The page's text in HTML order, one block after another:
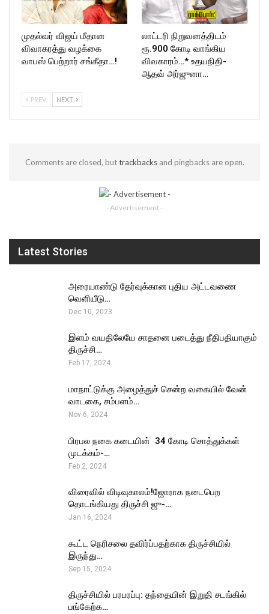
முதல்வர் விஜய் மீதான
விவாகரத்து வழக்கை
வாபஸ் பெற்றார் சங்கீதா…!
லாட்டரி நிறுவனத்திடம்
ரூ.900 கோடி வாங்கிய
விவகாரம்…* உதயநிதி-
ஆதவ் அர்ஜுனா…
PREV NEXT
Comments are closed, buttrackbacksand pingbacks are open.
- Advertisement -
Latest Stories
அரையாண்டு தேர்வுக்கான புதிய அட்டவணை
வெளியீடு…
Dec 10, 2023
இளம் வயதிலேயே சாதனை படைத்து நீதிபதியாகும்
திருச்சி…
Feb 17, 2024
மாநாட்டுக்கு அழைத்துச் சென்ற வகையில் வேன்
வாடகை, சம்பளம்…
Nov 6, 2024
பிரபல நகை கடையின் ₹ 34 கோடி சொத்துக்கள்
முடக்கம்-…
Feb 2, 2024
விரைவில் விடிவுகாலம்!ஜோராக நடைபெற
தொடங்கியது திருச்சி ஜு-…
Jan 16, 2024
கூட்ட நெரிசலை தவிர்ப்பதற்காக திருச்சியில்
இருந்து…
Sep 15, 2024
திருச்சியில் பரபரப்பு: தந்தையின் இறுதி சடங்கில்
பங்கேற்க…